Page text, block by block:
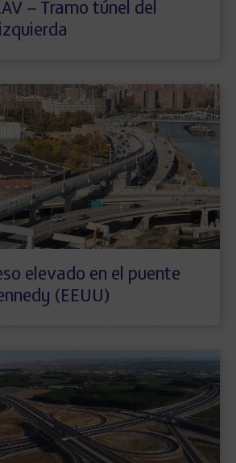
– Tramo túnel del
elevado en el puente
(EEUU)